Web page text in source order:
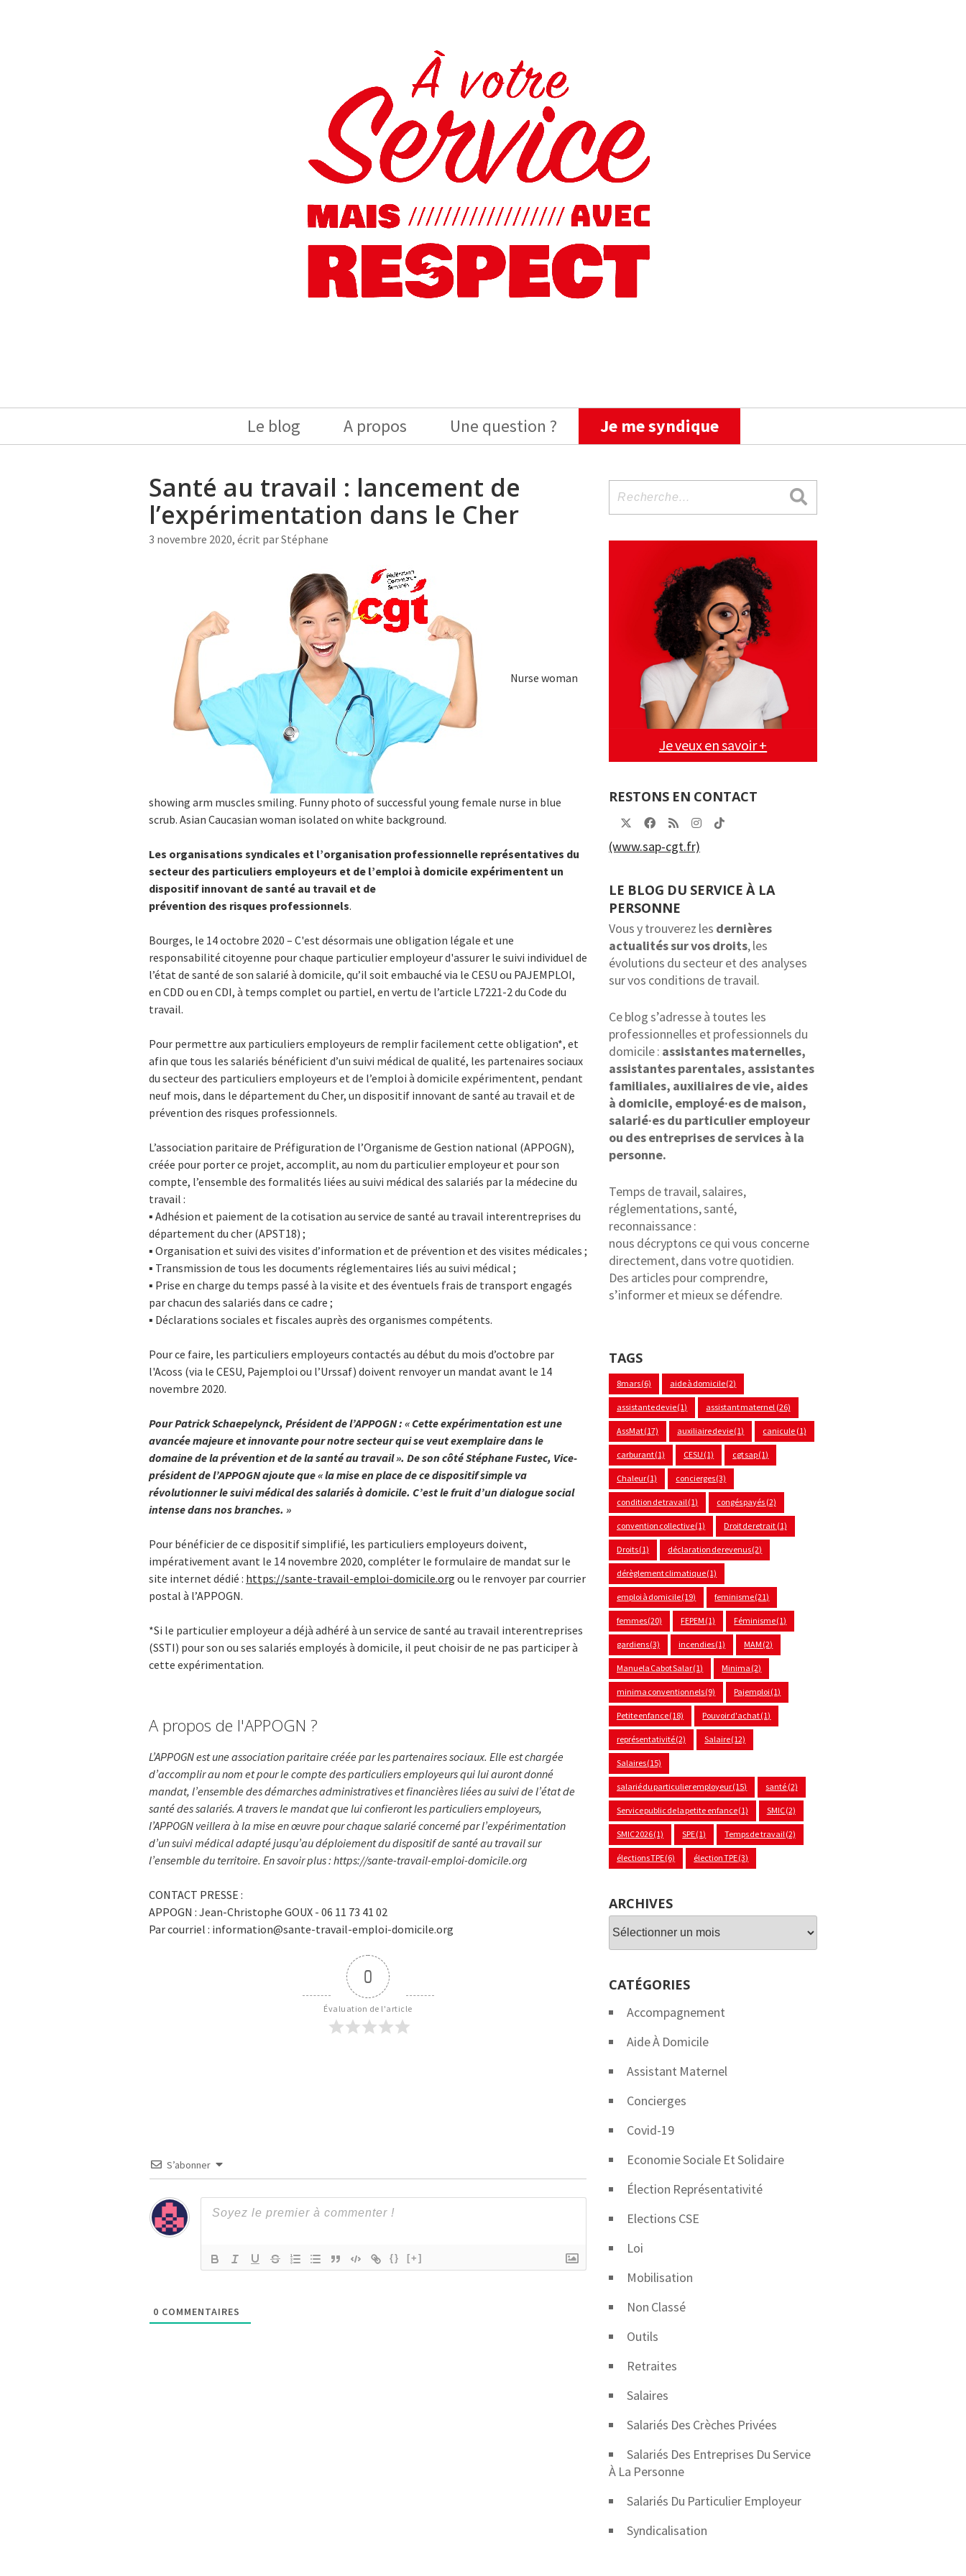
Le blog A propos Une question ? Je me syndique
Santé au travail : lancement de
l’expérimentation dans le Cher
3 novembre 2020, écrit parStéphane
Nurse woman
showing arm muscles smiling. Funny photo of successful young female nurse in blue
scrub. Asian Caucasian woman isolated on white background.
Les organisations syndicales et l’organisation professionnelle représentatives du
secteur des particuliers employeurs et de l’emploi à domicile expérimentent un
dispositif innovant de santé au travail et de
prévention des risques professionnels.
Bourges, le 14 octobre 2020 – C'est désormais une obligation légale et une
responsabilité citoyenne pour chaque particulier employeur d'assurer le suivi individuel de
l’état de santé de son salarié à domicile, qu’il soit embauché via le CESU ou PAJEMPLOI,
en CDD ou en CDI, à temps complet ou partiel, en vertu de l’article L7221-2 du Code du
travail.
Pour permettre aux particuliers employeurs de remplir facilement cette obligation*, et
afin que tous les salariés bénéficient d’un suivi médical de qualité, les partenaires sociaux
du secteur des particuliers employeurs et de l’emploi à domicile expérimentent, pendant
neuf mois, dans le département du Cher, un dispositif innovant de santé au travail et de
prévention des risques professionnels.
L’association paritaire de Préfiguration de l’Organisme de Gestion national (APPOGN),
créée pour porter ce projet, accomplit, au nom du particulier employeur et pour son
compte, l’ensemble des formalités liées au suivi médical des salariés par la médecine du
travail :
▪ Adhésion et paiement de la cotisation au service de santé au travail interentreprises du
département du cher (APST18) ;
▪ Organisation et suivi des visites d’information et de prévention et des visites médicales ;
▪ Transmission de tous les documents réglementaires liés au suivi médical ;
▪ Prise en charge du temps passé à la visite et des éventuels frais de transport engagés
par chacun des salariés dans ce cadre ;
▪ Déclarations sociales et fiscales auprès des organismes compétents.
Pour ce faire, les particuliers employeurs contactés au début du mois d’octobre par
l'Acoss (via le CESU, Pajemploi ou l’Urssaf) doivent renvoyer un mandat avant le 14
novembre 2020.
Pour Patrick Schaepelynck, Président de l’APPOGN : « Cette expérimentation est une
avancée majeure et innovante pour notre secteur qui se veut exemplaire dans le
domaine de la prévention et de la santé au travail ». De son côté Stéphane Fustec, Vice-
président de l’APPOGN ajoute que « la mise en place de ce dispositif simple va
révolutionner le suivi médical des salariés à domicile. C’est le fruit d’un dialogue social
intense dans nos branches. »
Pour bénéficier de ce dispositif simplifié, les particuliers employeurs doivent,
impérativement avant le 14 novembre 2020, compléter le formulaire de mandat sur le
site internet dédié : https://sante-travail-emploi-domicile.org ou le renvoyer par courrier
postal à l’APPOGN.
*Si le particulier employeur a déjà adhéré à un service de santé au travail interentreprises
(SSTI) pour son ou ses salariés employés à domicile, il peut choisir de ne pas participer à
cette expérimentation.
A propos de l'APPOGN ?
L’APPOGN est une association paritaire créée par les partenaires sociaux. Elle est chargée
d’accomplir au nom et pour le compte des particuliers employeurs qui lui auront donné
mandat, l’ensemble des démarches administratives et financières liées au suivi de l’état de
santé des salariés. A travers le mandat que lui confieront les particuliers employeurs,
l’APPOGN veillera à la mise en œuvre pour chaque salarié concerné par l’expérimentation
d’un suivi médical adapté jusqu’au déploiement du dispositif de santé au travail sur
l’ensemble du territoire. En savoir plus : https://sante-travail-emploi-domicile.org
CONTACT PRESSE :
APPOGN : Jean-Christophe GOUX - 06 11 73 41 02
Par courriel : information@sante-travail-emploi-domicile.org
0
Évaluation de l'article
S’abonner
{} [+]
0 COMMENTAIRES
pour
Je veux en savoir +
RESTONS EN CONTACT
(www.sap-cgt.fr)
LE BLOG DU SERVICE À LA
PERSONNE
Vous y trouverez les dernières
actualités sur vos droits, les
évolutions du secteur et des analyses
sur vos conditions de travail.
Ce blog s’adresse à toutes les
professionnelles et professionnels du
domicile : assistantes maternelles,
assistantes parentales, assistantes
familiales, auxiliaires de vie, aides
à domicile, employé·es de maison,
salarié·es du particulier employeur
ou des entreprises de services à la
personne.
Temps de travail, salaires,
réglementations, santé,
reconnaissance :
nous décryptons ce qui vous concerne
directement, dans votre quotidien.
Des articles pour comprendre,
s’informer et mieux se défendre.
TAGS
8mars(6) aide à domicile(2)
assistante de vie(1) assistant maternel (26)
AssMat(17) auxiliaire de vie(1) canicule (1)
carburant(1) CESU (1) cgt sap(1)
Chaleur(1) concierges(3)
condition de travail (1) congés payés (2)
convention collective(1) Droit de retrait (1)
Droits(1) déclaration de revenus(2)
dérèglement climatique(1)
emploi à domicile(19) feminisme(21)
femmes(20) FEPEM (1) Féminisme(1)
gardiens(3) incendies(1) MAM (2)
Manuela Cabot Salar(1) Minima (2)
minima conventionnels(9) Pajemploi (1)
Petite enfance(18) Pouvoir d'achat(1)
représentativité(2) Salaire(12)
Salaires(15)
salarié du particulier employeur(15) santé (2)
Service public de la petite enfance(1) SMIC(2)
SMIC 2026(1) SPE(1) Temps de travail (2)
élections TPE(6) élection TPE(3)
ARCHIVES
Archives
CATÉGORIES
Accompagnement
Aide À Domicile
Assistant Maternel
Concierges
Covid-19
Economie Sociale Et Solidaire
Élection Représentativité
Elections CSE
Loi
Mobilisation
Non Classé
Outils
Retraites
Salaires
Salariés Des Crèches Privées
Salariés Des Entreprises Du Service
À La Personne
Salariés Du Particulier Employeur
Syndicalisation